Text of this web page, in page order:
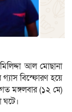
আল মোছানা‎
বিস্ফোরণ হয়ে
গত মঙ্গলবার (১২ মে)
ঘটে।